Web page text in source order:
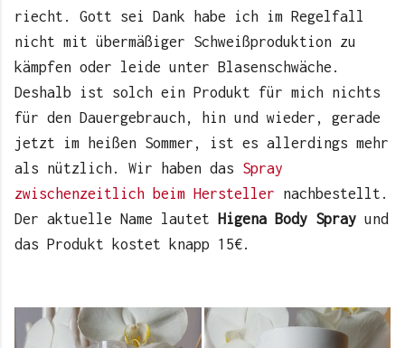
riecht. Gott sei Dank habe ich im Regelfall
nicht mit übermäßiger Schweißproduktion zu
kämpfen oder leide unter Blasenschwäche.
Deshalb ist solch ein Produkt für mich nichts
für den Dauergebrauch, hin und wieder, gerade
jetzt im heißen Sommer, ist es allerdings mehr
als nützlich. Wir haben das Spray
zwischenzeitlich beim Hersteller nachbestellt.
Der aktuelle Name lautet Higena Body Spray und
das Produkt kostet knapp 15€.